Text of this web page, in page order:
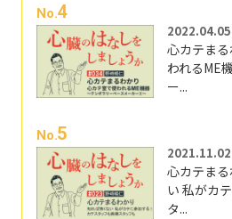
No.4
2022.04.05
心カテま
われるME
ー...
No.5
2021.11.02
心カテま
い 私がカ
タ...